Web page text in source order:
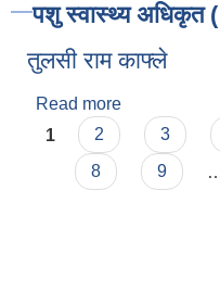
पशु स्वास्थ्य अधिकृत
तुलसी राम काफ्ले
Read more
Pages
1 2 3
8
9